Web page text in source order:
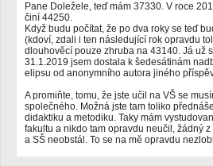
Pane Doležele, teď mám 37330. V roce
činí 44250.
Když budu počítat, že po dva roky se teď
(kdoví, zdali i ten následující rok opravdu
dlouhověcí pouze zhruba na 43140. Já už
31.1.2019 jsem dostala k šedesátinám
elipsu od anonymního autora jiného
A promiňte, tomu, že jste učil na VŠ se
společného. Možná jste tam toliko
didaktiku a metodiku. Taky mám
fakultu a nikdo tam opravdu neučil, žádný
a SŠ neobstál. To se na mě opravdu